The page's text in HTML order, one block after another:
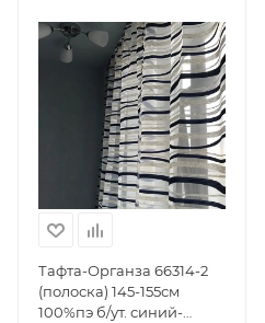
Тафта-Органза 66314-2
(полоска) 145-155см
100%пэ б/ут. синий-